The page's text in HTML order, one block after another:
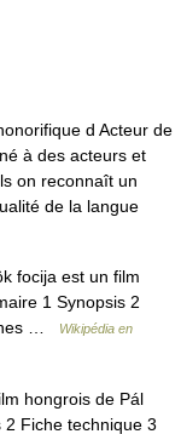
d Acteur de
à des acteurs et
on reconnaît un
de la langue
focija est un film
1 Synopsis 2
…
Wikipédia en
hongrois de Pál
Fiche technique 3